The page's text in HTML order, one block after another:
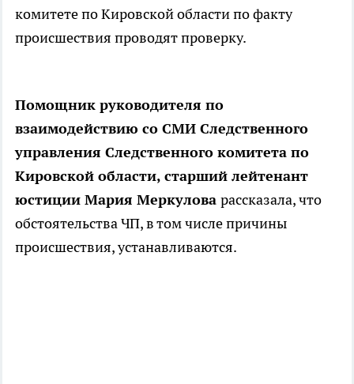
комитете по Кировской области по факту
происшествия проводят проверку.
Помощник руководителя по
взаимодействию со СМИ Следственного
управления Следственного комитета по
Кировской области, старший лейтенант
юстиции Мария Меркулова рассказала, что
обстоятельства ЧП, в том числе причины
происшествия, устанавливаются.